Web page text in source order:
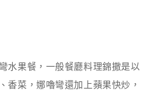
水果餐，一般餐廳料理錦撒是以
香菜，娜嚕彎還加上蘋果快炒，